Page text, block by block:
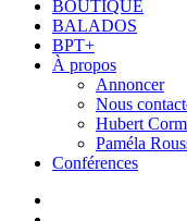
BOUTIQUE
BALADOS
BPT+
À propos
Annoncer
Nous
Hubert
Paméla
Conférences